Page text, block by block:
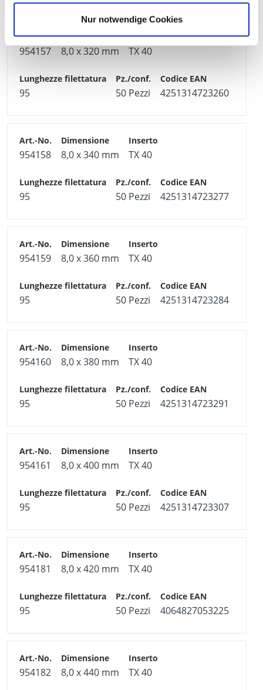
Nur notwendige Cookies
954157 8,0 x 320 mm TX 40
95 50 Pezzi 4251314723260
954158 8,0 x 340 mm TX 40
95 50 Pezzi 4251314723277
954159 8,0 x 360 mm TX 40
95 50 Pezzi 4251314723284
954160 8,0 x 380 mm TX 40
95 50 Pezzi 4251314723291
954161 8,0 x 400 mm TX 40
95 50 Pezzi 4251314723307
954181 8,0 x 420 mm TX 40
95 50 Pezzi 4064827053225
954182 8,0 x 440 mm TX 40